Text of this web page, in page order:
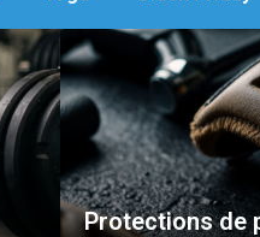
Protections de